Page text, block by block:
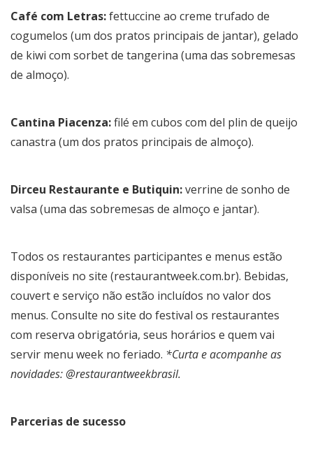
Café com Letras:fettuccine ao creme trufado de
cogumelos (um dos pratos principais de jantar), gelado
de kiwi com sorbet de tangerina (uma das sobremesas
de almoço).
Cantina Piacenza:filé em cubos com del plin de queijo
canastra (um dos pratos principais de almoço).
Dirceu Restaurante e Butiquin:verrine de sonho de
valsa (uma das sobremesas de almoço e jantar).
Todos os restaurantes participantes e menus estão
disponíveis no site (restaurantweek.com.br). Bebidas,
couvert e serviço não estão incluídos no valor dos
menus. Consulte no site do festival os restaurantes
com reserva obrigatória, seus horários e quem vai
servir menu week no feriado. *Curta e acompanhe as
novidades: @restaurantweekbrasil.
Parcerias de sucesso